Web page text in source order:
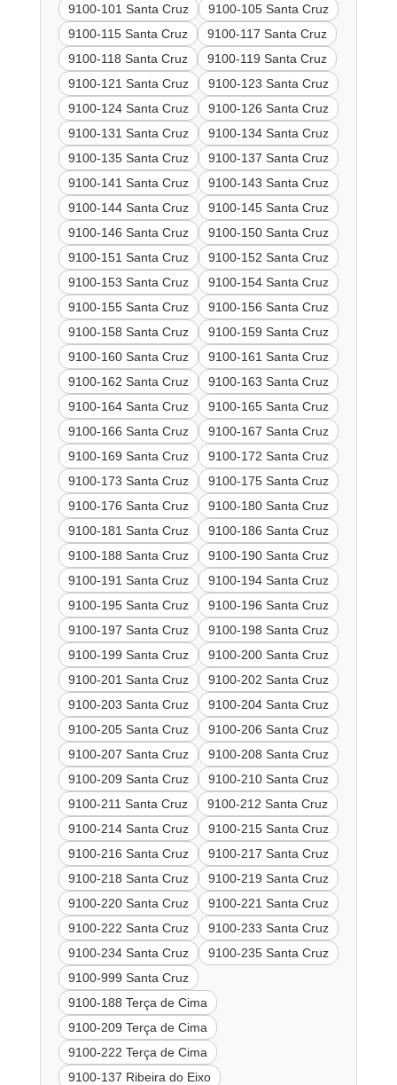
9100-101 Santa Cruz
9100-105 Santa Cruz
9100-115 Santa Cruz
9100-117 Santa Cruz
9100-118 Santa Cruz
9100-119 Santa Cruz
9100-121 Santa Cruz
9100-123 Santa Cruz
9100-124 Santa Cruz
9100-126 Santa Cruz
9100-131 Santa Cruz
9100-134 Santa Cruz
9100-135 Santa Cruz
9100-137 Santa Cruz
9100-141 Santa Cruz
9100-143 Santa Cruz
9100-144 Santa Cruz
9100-145 Santa Cruz
9100-146 Santa Cruz
9100-150 Santa Cruz
9100-151 Santa Cruz
9100-152 Santa Cruz
9100-153 Santa Cruz
9100-154 Santa Cruz
9100-155 Santa Cruz
9100-156 Santa Cruz
9100-158 Santa Cruz
9100-159 Santa Cruz
9100-160 Santa Cruz
9100-161 Santa Cruz
9100-162 Santa Cruz
9100-163 Santa Cruz
9100-164 Santa Cruz
9100-165 Santa Cruz
9100-166 Santa Cruz
9100-167 Santa Cruz
9100-169 Santa Cruz
9100-172 Santa Cruz
9100-173 Santa Cruz
9100-175 Santa Cruz
9100-176 Santa Cruz
9100-180 Santa Cruz
9100-181 Santa Cruz
9100-186 Santa Cruz
9100-188 Santa Cruz
9100-190 Santa Cruz
9100-191 Santa Cruz
9100-194 Santa Cruz
9100-195 Santa Cruz
9100-196 Santa Cruz
9100-197 Santa Cruz
9100-198 Santa Cruz
9100-199 Santa Cruz
9100-200 Santa Cruz
9100-201 Santa Cruz
9100-202 Santa Cruz
9100-203 Santa Cruz
9100-204 Santa Cruz
9100-205 Santa Cruz
9100-206 Santa Cruz
9100-207 Santa Cruz
9100-208 Santa Cruz
9100-209 Santa Cruz
9100-210 Santa Cruz
9100-211 Santa Cruz
9100-212 Santa Cruz
9100-214 Santa Cruz
9100-215 Santa Cruz
9100-216 Santa Cruz
9100-217 Santa Cruz
9100-218 Santa Cruz
9100-219 Santa Cruz
9100-220 Santa Cruz
9100-221 Santa Cruz
9100-222 Santa Cruz
9100-233 Santa Cruz
9100-234 Santa Cruz
9100-235 Santa Cruz
9100-999 Santa Cruz
9100-188 Terça de Cima
9100-209 Terça de Cima
9100-222 Terça de Cima
9100-137 Ribeira do Eixo